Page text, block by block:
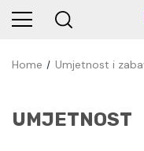
Home Umjetnost i
UMJETNOST